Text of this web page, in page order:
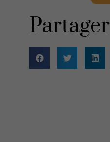
Partager